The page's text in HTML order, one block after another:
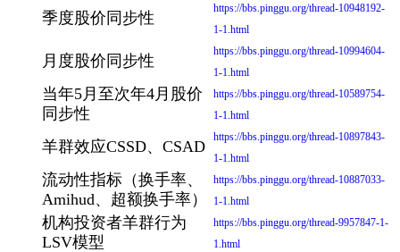
季度股价同步性
https://bbs.pinggu.org/thread-10948192-
1-1.html
月度股价同步性
https://bbs.pinggu.org/thread-10994604-
1-1.html
当年5月至次年4月股价
同步性
https://bbs.pinggu.org/thread-10589754-
1-1.html
羊群效应CSSD、CSAD
https://bbs.pinggu.org/thread-10897843-
1-1.html
流动性指标（换手率、
Amihud、超额换手率）
https://bbs.pinggu.org/thread-10887033-
1-1.html
机构投资者羊群行为
LSV模型
https://bbs.pinggu.org/thread-9957847-1-
1.html